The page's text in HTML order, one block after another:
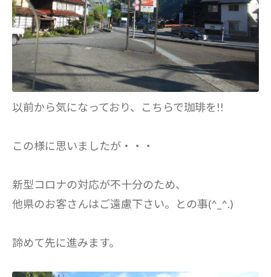
以前から気になっており、こちらで珈琲を!!
この様に思いましたが・・・
新型コロナの対応が不十分のため、
他県のお客さんはご遠慮下さい。との事(^_^.)
諦めて先に進みます。